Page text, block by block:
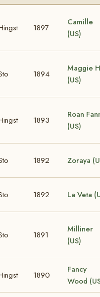
1897
Camille
(US)
1894
Maggie H
(US)
1893
Roan
(US)
1892 Zoraya
1892 La Veta
1891
Milliner
(US)
1890
Fancy
Wood